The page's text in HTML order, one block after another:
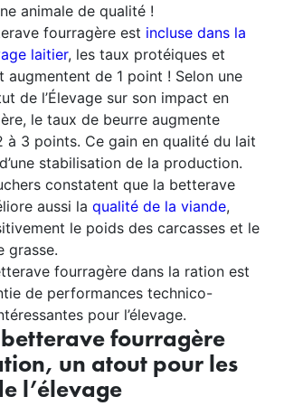
animale de qualité !
fourragère est incluse dans la
laitier, les taux protéiques et
augmentent de 1 point ! Selon une
de l’Élevage sur son impact en
le taux de beurre augmente
à 3 points. Ce gain en qualité du lait
stabilisation de la production.
constatent que la betterave
aussi la qualité de la viande,
le poids des carcasses et le
grasse.
fourragère dans la ration est
de performances technico-
pour l’élevage.
fourragère
un atout pour les
l’élevage